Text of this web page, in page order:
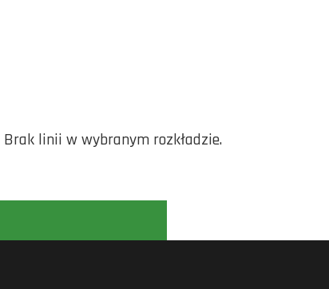
Brak linii w wybranym rozkładzie.